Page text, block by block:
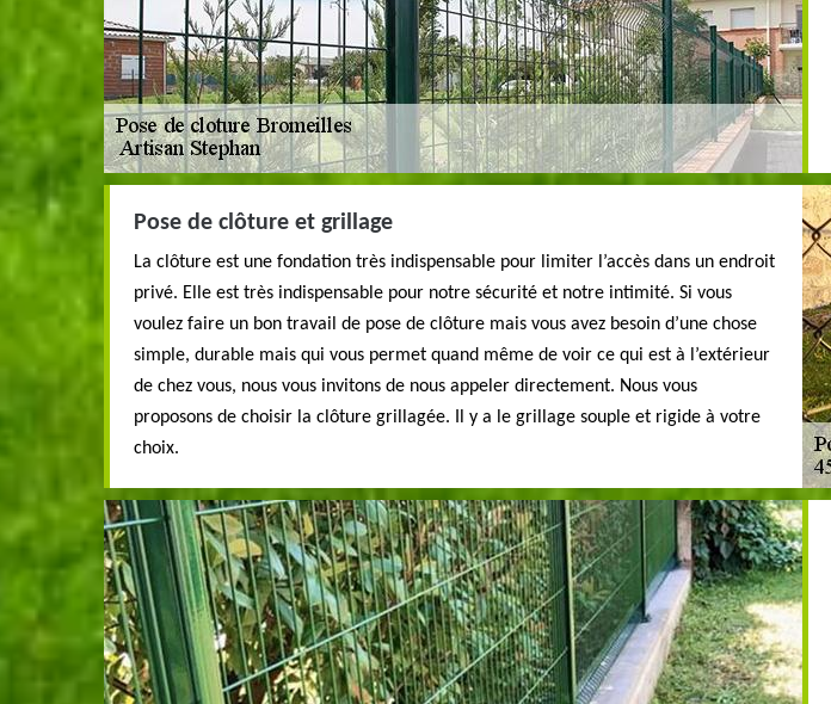
Pose de clôture et grillage
La clôture est une fondation très indispensable pour limiter l’accès dans un endroit
privé. Elle est très indispensable pour notre sécurité et notre intimité. Si vous
voulez faire un bon travail de pose de clôture mais vous avez besoin d’une chose
simple, durable mais qui vous permet quand même de voir ce qui est à l’extérieur
de chez vous, nous vous invitons de nous appeler directement. Nous vous
proposons de choisir la clôture grillagée. Il y a le grillage souple et rigide à votre
choix.